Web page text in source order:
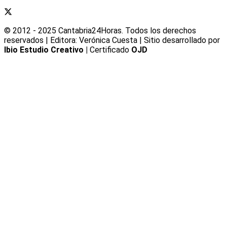
© 2012 - 2025 Cantabria24Horas. Todos los derechos
reservados | Editora: Verónica Cuesta | Sitio desarrollado por
Ibio Estudio Creativo | Certificado OJD